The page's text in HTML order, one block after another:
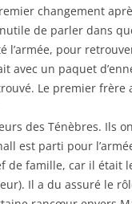
changement
de parler dans
pour
avec un paquet
Le premier
des Ténèbres. Ils
est parti pour
de famille, car il était
Il a du assuré le